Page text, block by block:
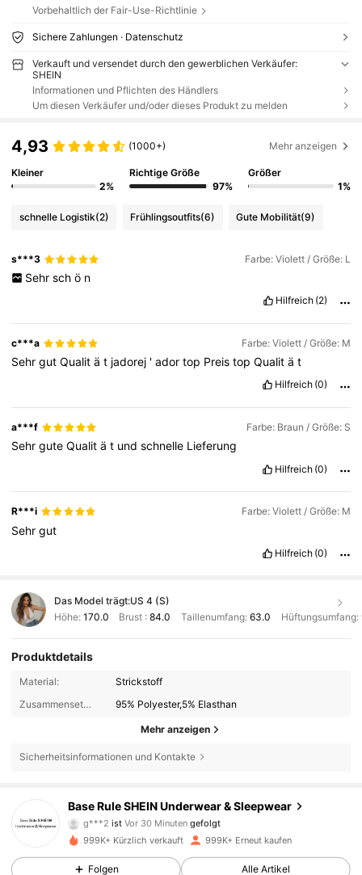
Vorbehaltlich der Fair-Use-Richtlinie
Sichere Zahlungen · Datenschutz
Verkauft und versendet durch den gewerblichen Verkäufer:
SHEIN
Informationen und Pflichten des Händlers
Um diesen Verkäufer und/oder dieses Produkt zu melden
4,93 (1000+) Mehr anzeigen
Kleiner
2%
Richtige Größe
97%
Größer
1%
schnelle Logistik(2) Frühlingsoutfits(6) Gute Mobilität(9)
s***3 Farbe: Violett / Größe: L
Sehr sch ö n
Hilfreich (2)
c***a Farbe: Violett / Größe: M
SehrgutQualität jadorej 'adortop PreistopQualität
Hilfreich (0)
a***f Farbe: Braun / Größe: S
SehrguteQualität undschnelle Lieferung
Hilfreich (0)
R***i Farbe: Violett / Größe: M
Sehrgut
Hilfreich (0)
Das Model trägt:US 4 (S)
Höhe: 170.0 Brust :84.0 Taillenumfang: 63.0 Hüftungsumfang:
Produktdetails
Material:
Strickstoff
Zusammensetzung:
95% Polyester,5% Elasthan
Mehr anzeigen
Sicherheitsinformationen und Kontakte
Base Rule SHEIN Underwear & Sleepwear
g***2 ist Vor 30 Minutengefolgt
m***7 ist am Durchsuchen
999K+ Kürzlich verkauft 999K+ Erneut kaufen
Folgen Alle Artikel